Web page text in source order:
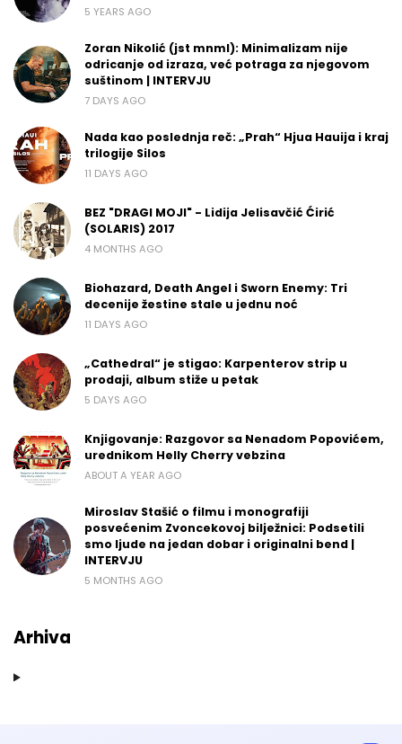
5 YEARS AGO
Zoran Nikolić (jst mnml): Minimalizam nije
odricanje od izraza, već potraga za njegovom
suštinom | INTERVJU
7 DAYS AGO
Nada kao poslednja reč: „Prah“ Hjua Hauija i kraj
trilogije Silos
11 DAYS AGO
BEZ "DRAGI MOJI" - Lidija Jelisavčić Ćirić
(SOLARIS) 2017
4 MONTHS AGO
Biohazard, Death Angel i Sworn Enemy: Tri
decenije žestine stale u jednu noć
11 DAYS AGO
„Cathedral“ je stigao: Karpenterov strip u
prodaji, album stiže u petak
5 DAYS AGO
Knjigovanje: Razgovor sa Nenadom Popovićem,
urednikom Helly Cherry vebzina
ABOUT A YEAR AGO
Miroslav Stašić o filmu i monografiji
posvećenim Zvoncekovoj bilježnici: Podsetili
smo ljude na jedan dobar i originalni bend |
INTERVJU
5 MONTHS AGO
Arhiva